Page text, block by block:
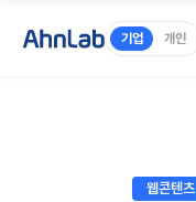
기업 개인
웹콘텐츠